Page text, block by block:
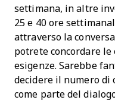
settimana, in altre
25 e 40 ore
attraverso la
potrete concordare
esigenze. Sarebbe
decidere il numero di
come parte del